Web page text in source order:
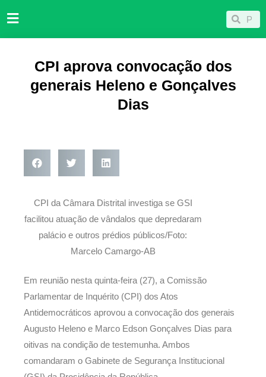
para
Pesquisar
CPI aprova convocação dos
generais Heleno e Gonçalves
Dias
CPI da Câmara Distrital investiga se GSI
facilitou atuação de vândalos que depredaram
palácio e outros prédios públicos/Foto:
Marcelo Camargo-AB
Em reunião nesta quinta-feira (27), a Comissão
Parlamentar de Inquérito (CPI) dos Atos
Antidemocráticos aprovou a convocação dos generais
Augusto Heleno e Marco Edson Gonçalves Dias para
oitivas na condição de testemunha. Ambos
comandaram o Gabinete de Segurança Institucional